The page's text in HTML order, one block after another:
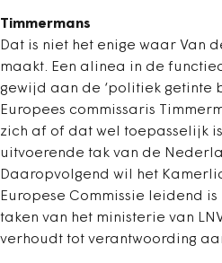
Timmermans
Dat is niet het enige waar Van
maakt. Een alinea in de
gewijd aan de ‘politiek getinte
Europees commissaris
zich af of dat wel toepasselijk
uitvoerende tak van de
Daaropvolgend wil het
Europese Commissie leidend
taken van het ministerie van
verhoudt tot verantwoording